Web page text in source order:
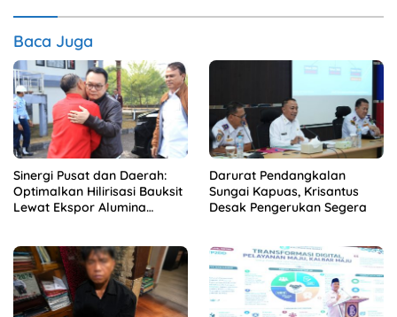
Baca Juga
Sinergi Pusat dan Daerah:
Optimalkan Hilirisasi Bauksit
Lewat Ekspor Alumina
Darurat Pendangkalan
Sungai Kapuas, Krisantus
Desak Pengerukan Segera